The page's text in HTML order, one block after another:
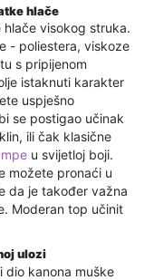
hlače
visokog struka.
- poliestera, viskoze
s pripijenom
istaknuti karakter
uspješno
se postigao učinak
ili čak klasične
u svijetloj boji.
možete pronaći u
da je također važna
Moderan top učinit
ulozi
dio kanona muške